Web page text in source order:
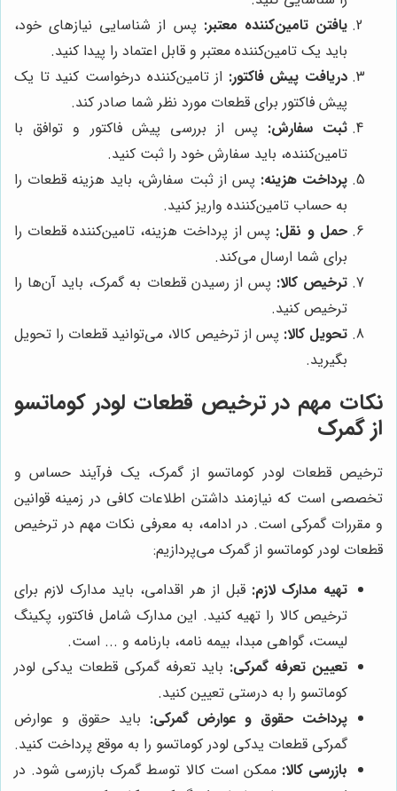
یافتن تامین‌کننده معتبر: پس از شناسایی نیازهای خود،
باید یک تامین‌کننده معتبر و قابل اعتماد را پیدا کنید.
دریافت پیش فاکتور: از تامین‌کننده درخواست کنید تا یک
پیش فاکتور برای قطعات مورد نظر شما صادر کند.
ثبت سفارش: پس از بررسی پیش فاکتور و توافق با
تامین‌کننده، باید سفارش خود را ثبت کنید.
پرداخت هزینه: پس از ثبت سفارش، باید هزینه قطعات را
به حساب تامین‌کننده واریز کنید.
حمل و نقل: پس از پرداخت هزینه، تامین‌کننده قطعات را
برای شما ارسال می‌کند.
ترخیص کالا: پس از رسیدن قطعات به گمرک، باید آن‌ها را
ترخیص کنید.
تحویل کالا: پس از ترخیص کالا، می‌توانید قطعات را تحویل
بگیرید.
نکات مهم در ترخیص قطعات لودر کوماتسو
از گمرک
ترخیص قطعات لودر کوماتسو از گمرک، یک فرآیند حساس و
تخصصی است که نیازمند داشتن اطلاعات کافی در زمینه قوانین
و مقررات گمرکی است. در ادامه، به معرفی نکات مهم در ترخیص
قطعات لودر کوماتسو از گمرک می‌پردازیم:
تهیه مدارک لازم: قبل از هر اقدامی، باید مدارک لازم برای
ترخیص کالا را تهیه کنید. این مدارک شامل فاکتور، پکینگ
لیست، گواهی مبدا، بیمه نامه، بارنامه و ... است.
تعیین تعرفه گمرکی: باید تعرفه گمرکی قطعات یدکی لودر
کوماتسو را به درستی تعیین کنید.
پرداخت حقوق و عوارض گمرکی: باید حقوق و عوارض
گمرکی قطعات یدکی لودر کوماتسو را به موقع پرداخت کنید.
بازرسی کالا: ممکن است کالا توسط گمرک بازرسی شود. در